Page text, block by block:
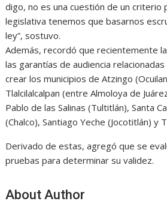
digo, no es una cuestión de un criterio
legislativa tenemos que basarnos
ley”, sostuvo.
Además, recordó que recientemente
las garantías de audiencia
crear los municipios de Atzingo
Tlalcilalcalpan (entre Almoloya de
Pablo de las Salinas (Tultitlán), Santa
(Chalco), Santiago Yeche (Jocotitlán) y
Derivado de estas, agregó que se
pruebas para determinar su validez.
About Author